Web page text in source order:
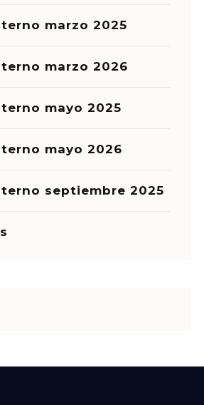
marzo 2025
marzo 2026
mayo 2025
mayo 2026
septiembre 2025